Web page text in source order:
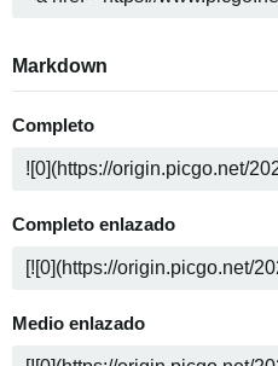
Markdown
Completo
Completo enlazado
Medio enlazado